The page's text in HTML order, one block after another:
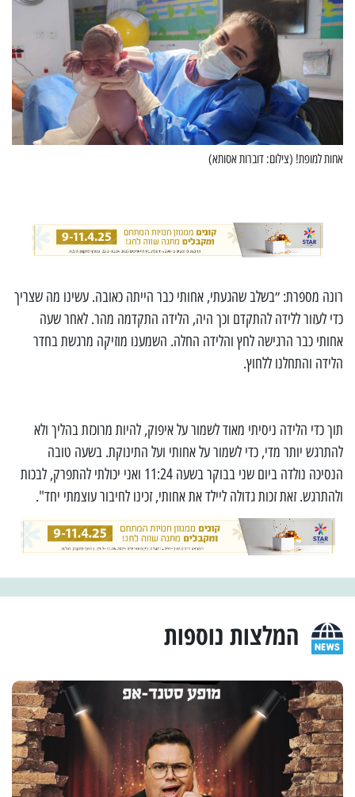
אחות למופת! (צילום: דוברות אסותא)
רונה מספרת: ״בשלב שהגעתי, אחותי כבר הייתה כאובה. עשינו מה שצריך
כדי לעזור ללידה להתקדם וכך היה, הלידה התקדמה מהר. לאחר שעה
אחותי כבר הרגישה לחץ והלידה החלה. השמענו מוזיקה מרגשת בחדר
הלידה והתחלנו ללחוץ.
תוך כדי הלידה ניסיתי מאוד לשמור על איפוק, להיות מרוכזת בהליך ולא
להתרגש יותר מדי, כדי לשמור על אחותי ועל התינוקת. בשעה טובה
הנסיכה נולדה ביום שני בבוקר בשעה 11:24 ואני יכולתי להתפרק, לבכות
ולהתרגש. זאת זכות גדולה ליילד את אחותי, זכינו לחיבור עוצמתי יחד".
המלצות נוספות